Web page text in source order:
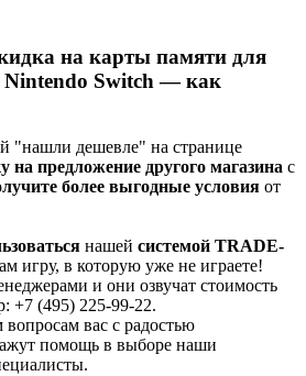
на карты памяти для
Switch — как
"нашли дешевле" на странице
на предложение другого магазина с
более выгодные условия от
нашей системой TRADE-
игру, в которую уже не играете!
и они озвучат стоимость
+7 (495) 225-99-22.
вас с радостью
помощь в выборе наши